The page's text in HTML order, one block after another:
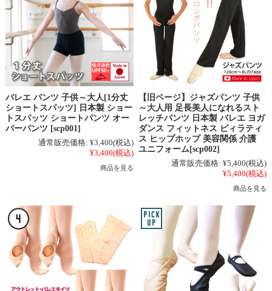
バレエ パンツ 子供～大人[1分丈
ショートスパッツ] 日本製 ショー
トスパッツ ショートパンツ オー
バーパンツ [scp001]
通常販売価格: ¥3,400(税込)
¥3,400(税込)
商品を見る
【旧ページ】ジャズパンツ 子供
～大人用 足長美人になれるスト
レッチパンツ 日本製 バレエ ヨガ
ダンス フィットネス ピィラティ
ス ヒップホップ 美容関係 介護
ユニフォーム[scp002]
通常販売価格: ¥5,400(税込)
¥5,400(税込)
商品を見る